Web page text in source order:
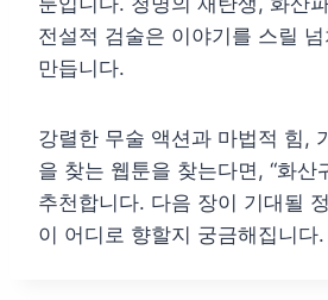
전설적 검술은 이야기를 스릴
만듭니다.
강렬한 무술 액션과 마법적 힘,
을 찾는 웹툰을 찾는다면, “화산
추천합니다. 다음 장이 기대될
이 어디로 향할지 궁금해집니다.